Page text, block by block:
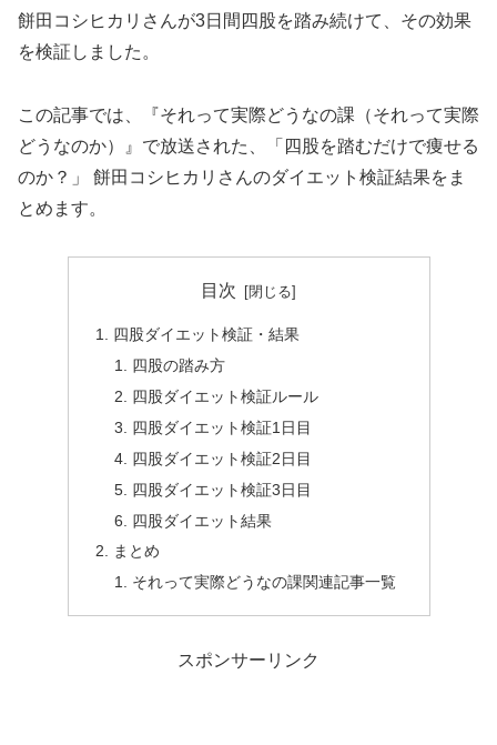
餅田コシヒカリさんが3日間四股を踏み続けて、その効果
を検証しました。
この記事では、『それって実際どうなの課（それって実際
どうなのか）』で放送された、「四股を踏むだけで痩せる
のか？」 餅田コシヒカリさんのダイエット検証結果をま
とめます。
目次
四股ダイエット検証・結果
四股の踏み方
四股ダイエット検証ルール
四股ダイエット検証1日目
四股ダイエット検証2日目
四股ダイエット検証3日目
四股ダイエット結果
まとめ
それって実際どうなの課関連記事一覧
スポンサーリンク